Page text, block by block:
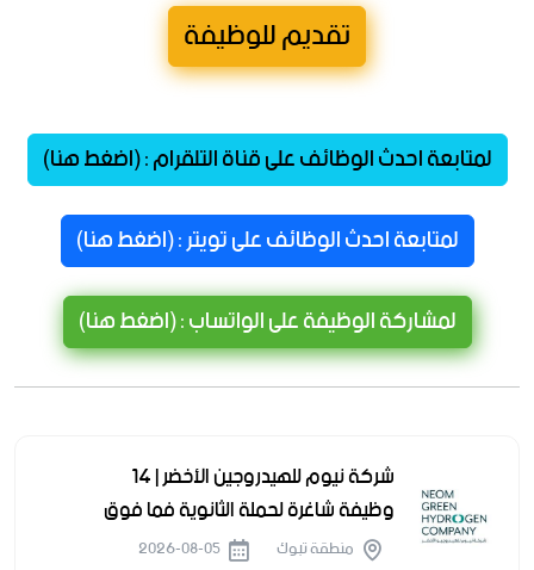
تقديم للوظيفة
لمتابعة احدث الوظائف على قناة التلقرام : (اضغط هنا)
لمتابعة احدث الوظائف على تويتر : (اضغط هنا)
لمشاركة الوظيفة على الواتساب : (اضغط هنا)
شركة نيوم للهيدروجين الأخضر | 14
وظيفة شاغرة لحملة الثانوية فما فوق
منطقة تبوك